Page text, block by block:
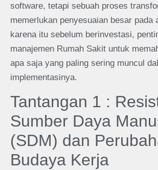
software, tetapi sebuah proses
memerlukan penyesuaian besar pada
karena itu sebelum berinvestasi,
manajemen Rumah Sakit untuk
apa saja yang paling sering muncul
implementasinya.
Tantangan 1 :
Sumber Daya
(SDM) dan
Budaya Kerja